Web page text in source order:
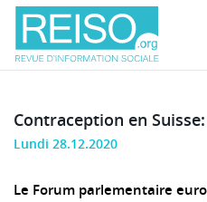
Contraception en
Lundi 28.12.2020
Le Forum parlementaire